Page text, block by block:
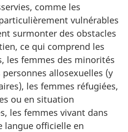
comme les
vulnérables
surmonter des obstacles
ce qui comprend les
les femmes des minorités
allosexuelles (y
les femmes réfugiées,
ou en situation
les femmes vivant dans
langue officielle en